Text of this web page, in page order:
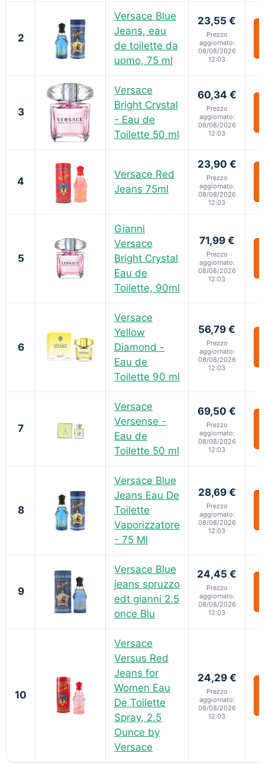
2
Versace Blue
Jeans, eau
de toilette da
uomo, 75 ml
23,55 €
Prezzo
aggiornato:
08/08/2026
12:03
3
Versace
Bright Crystal
- Eau de
Toilette 50 ml
60,34 €
Prezzo
aggiornato:
08/08/2026
12:03
4
Versace Red
Jeans 75ml
23,90 €
Prezzo
aggiornato:
08/08/2026
12:03
5
Gianni
Versace
Bright Crystal
Eau de
Toilette, 90ml
71,99 €
Prezzo
aggiornato:
08/08/2026
12:03
6
Versace
Yellow
Diamond -
Eau de
Toilette 90 ml
56,79 €
Prezzo
aggiornato:
08/08/2026
12:03
7
Versace
Versense -
Eau de
Toilette 50 ml
69,50 €
Prezzo
aggiornato:
08/08/2026
12:03
8
Versace Blue
Jeans Eau De
Toilette
Vaporizzatore
- 75 Ml
28,69 €
Prezzo
aggiornato:
08/08/2026
12:03
9
Versace Blue
jeans spruzzo
edt gianni 2.5
once Blu
24,45 €
Prezzo
aggiornato:
08/08/2026
12:03
10
Versace
Versus Red
Jeans for
Women Eau
De Toilette
Spray, 2.5
Ounce by
Versace
24,29 €
Prezzo
aggiornato:
08/08/2026
12:03